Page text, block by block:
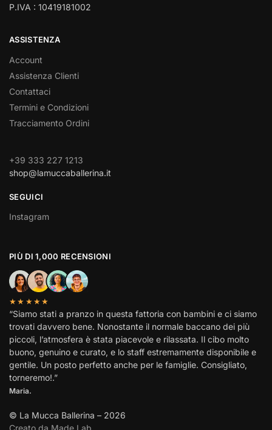
P.IVA : 10419181002
ASSISTENZA
Account
Assistenza Clienti
Contattaci
Termini e Condizioni
Tracciamento Ordini
+39 333 227 1213
shop@lamuccaballerina.it
SEGUICI
Instagram
PIÙ DI 1,000 RECENSIONI
★★★★★
“Siamo stati a pranzo in questa fattoria con bambini e ci siamo
trovati davvero bene. Nonostante il normale baccano dei più
piccoli, l’atmosfera è stata piacevole e rilassata. Il cibo molto
buono, genuino e curato, e lo staff estremamente disponibile e
gentile. Un posto perfetto anche per le famiglie. Consigliato,
torneremo!.”
Maria.
© La Mucca Ballerina – 2026
Creato da Made Lab